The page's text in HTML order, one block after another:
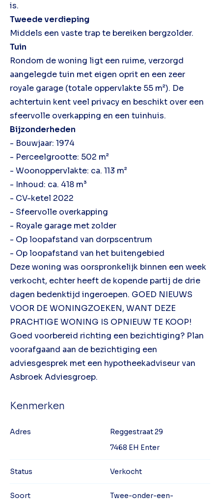
is.
Tweede verdieping
Middels een vaste trap te bereiken bergzolder.
Tuin
Rondom de woning ligt een ruime, verzorgd
aangelegde tuin met eigen oprit en een zeer
royale garage (totale oppervlakte 55 m²). De
achtertuin kent veel privacy en beschikt over een
sfeervolle overkapping en een tuinhuis.
Bijzonderheden
- Bouwjaar: 1974
- Perceelgrootte: 502 m²
- Woonoppervlakte: ca. 113 m²
- Inhoud: ca. 418 m³
- CV-ketel 2022
- Sfeervolle overkapping
- Royale garage met zolder
- Op loopafstand van dorpscentrum
- Op loopafstand van het buitengebied
Deze woning was oorspronkelijk binnen een week
verkocht, echter heeft de kopende partij de drie
dagen bedenktijd ingeroepen. GOED NIEUWS
VOOR DE WONINGZOEKEN, WANT DEZE
PRACHTIGE WONING IS OPNIEUW TE KOOP!
Goed voorbereid richting een bezichtiging? Plan
voorafgaand aan de bezichtiging een
adviesgesprek met een hypotheekadviseur van
Asbroek Adviesgroep.
Kenmerken
Adres
Reggestraat 29
7468 EH Enter
Status Verkocht
Soort Twee-onder-een-